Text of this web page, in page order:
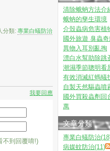
分類: 專業白蟻防治
我要回應
不到回覆唷!)
清除蛾蚋方法介
蛾蚋的孳生環境
介殼蟲病危害植
國外旅遊 臭蟲
異物入耳別亂掏
漂白水幫助除跳
潮濕季節聰明看
有效消滅紅螞蟻
自製天然驅蟲噴
國外買殺蟲劑回
萬
文章分類
專業白蟻防治
病媒蚊防治(11)